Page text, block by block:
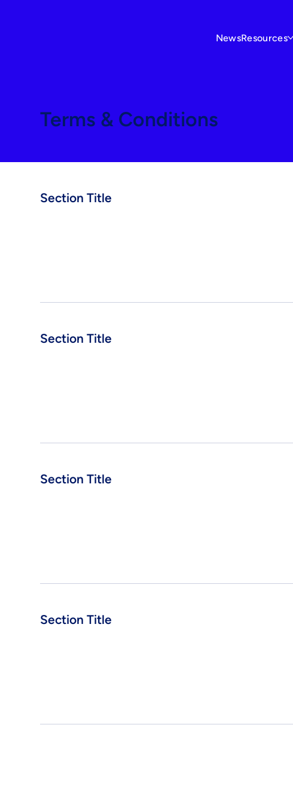
NewsResources
Section Title
Section Title
Section Title
Section Title
Terms & Conditions